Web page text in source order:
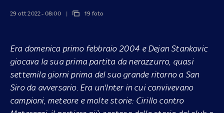
29 ott 2022 - 08:00 19 foto
Era domenica primo febbraio 2004 e Dejan Stankovic
giocava la sua prima partita da nerazzurro, quasi
settemila giorni prima del suo grande ritorno a San
Siro da avversario. Era un'Inter in cui convivevano
campioni, meteore e molte storie: Cirillo contro